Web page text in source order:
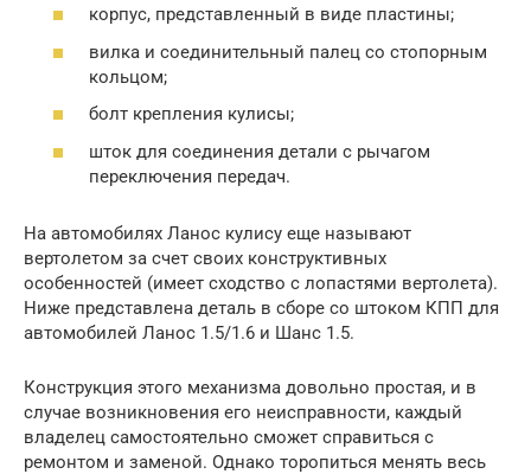
корпус, представленный в виде пластины;
вилка и соединительный палец со стопорным
кольцом;
болт крепления кулисы;
шток для соединения детали с рычагом
переключения передач.
На автомобилях Ланос кулису еще называют
вертолетом за счет своих конструктивных
особенностей (имеет сходство с лопастями вертолета).
Ниже представлена деталь в сборе со штоком КПП для
автомобилей Ланос 1.5/1.6 и Шанс 1.5.
Конструкция этого механизма довольно простая, и в
случае возникновения его неисправности, каждый
владелец самостоятельно сможет справиться с
ремонтом и заменой. Однако торопиться менять весь